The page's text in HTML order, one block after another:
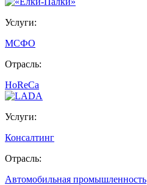
Услуги:
МСФО
Отрасль:
HoReCa
Услуги:
Консалтинг
Отрасль:
Автомобильная промышленность